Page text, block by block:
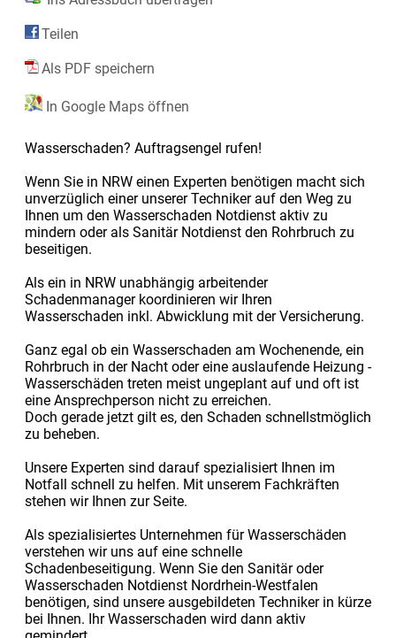
Teilen
Als PDF speichern
In Google Maps öffnen
Wasserschaden? Auftragsengel rufen!
Wenn Sie in NRW einen Experten benötigen macht sich
unverzüglich einer unserer Techniker auf den Weg zu
Ihnen um den Wasserschaden Notdienst aktiv zu
mindern oder als Sanitär Notdienst den Rohrbruch zu
beseitigen.
Als ein in NRW unabhängig arbeitender
Schadenmanager koordinieren wir Ihren
Wasserschaden inkl. Abwicklung mit der Versicherung.
Ganz egal ob ein Wasserschaden am Wochenende, ein
Rohrbruch in der Nacht oder eine auslaufende Heizung -
Wasserschäden treten meist ungeplant auf und oft ist
eine Ansprechperson nicht zu erreichen.
Doch gerade jetzt gilt es, den Schaden schnellstmöglich
zu beheben.
Unsere Experten sind darauf spezialisiert Ihnen im
Notfall schnell zu helfen. Mit unserem Fachkräften
stehen wir Ihnen zur Seite.
Als spezialisiertes Unternehmen für Wasserschäden
verstehen wir uns auf eine schnelle
Schadenbeseitigung. Wenn Sie den Sanitär oder
Wasserschaden Notdienst Nordrhein-Westfalen
benötigen, sind unsere ausgebildeten Techniker in kürze
bei Ihnen. Ihr Wasserschaden wird dann aktiv